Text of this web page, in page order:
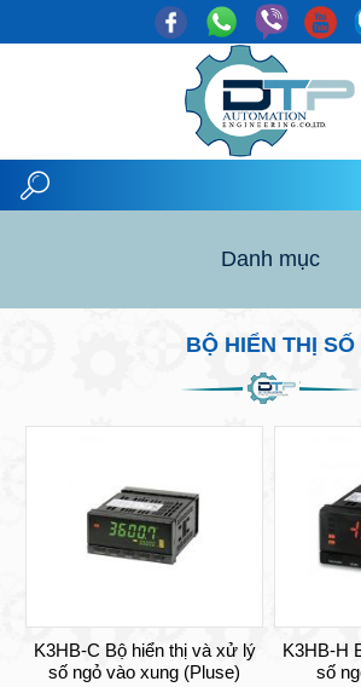
Danh mục
BỘ HIỂN THỊ SỐ
K3HB-C Bộ hiển thị và xử lý
số ngỏ vào xung (Pluse)
K3HB-H
số